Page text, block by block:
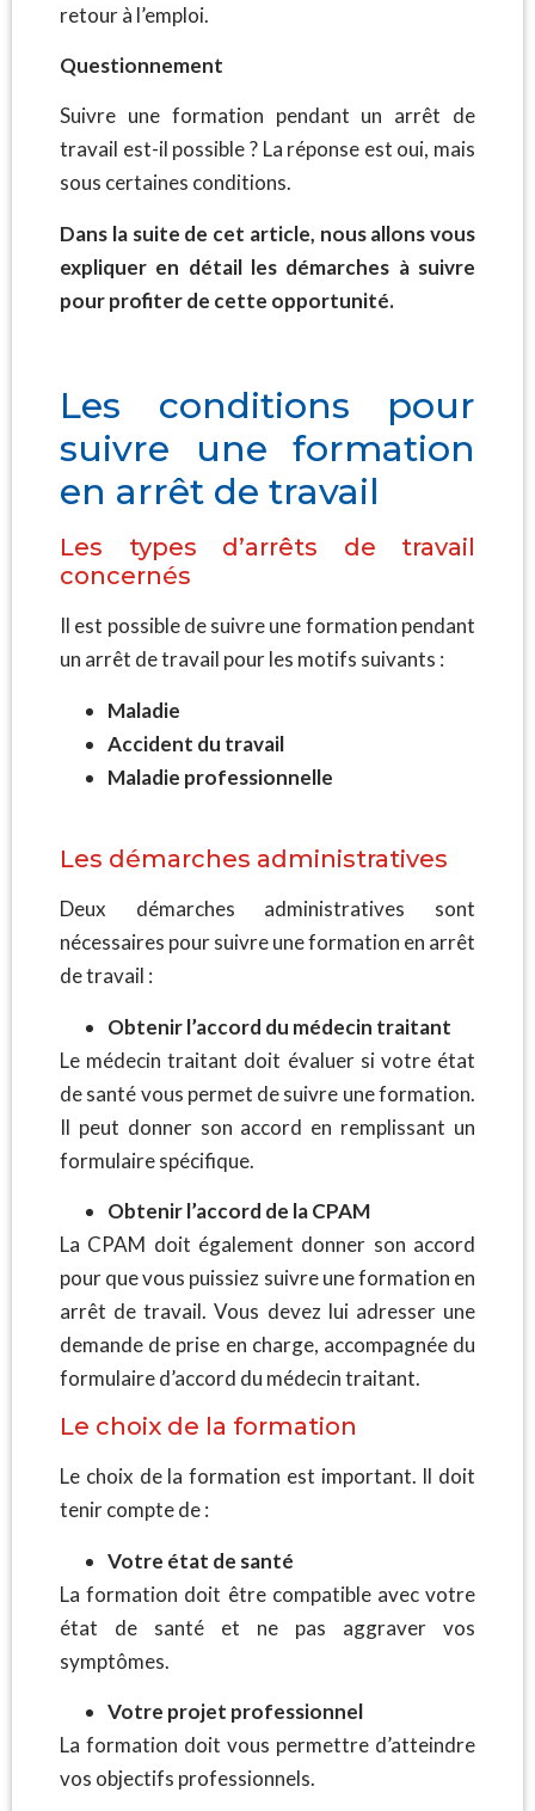
retour à l’emploi.
Questionnement
Suivre une formation pendant un arrêt de
travail est-il possible ? La réponse est oui, mais
sous certaines conditions.
Dans la suite de cet article, nous allons vous
expliquer en détail les démarches à suivre
pour profiter de cette opportunité.
Les conditions pour
suivre une formation
en arrêt de travail
Les types d’arrêts de travail
concernés
Il est possible de suivre une formation pendant
un arrêt de travail pour les motifs suivants :
Maladie
Accident du travail
Maladie professionnelle
Les démarches administratives
Deux démarches administratives sont
nécessaires pour suivre une formation en arrêt
de travail :
Obtenir l’accord du médecin traitant
Le médecin traitant doit évaluer si votre état
de santé vous permet de suivre une formation.
Il peut donner son accord en remplissant un
formulaire spécifique.
Obtenir l’accord de la CPAM
La CPAM doit également donner son accord
pour que vous puissiez suivre une formation en
arrêt de travail. Vous devez lui adresser une
demande de prise en charge, accompagnée du
formulaire d’accord du médecin traitant.
Le choix de la formation
Le choix de la formation est important. Il doit
tenir compte de :
Votre état de santé
La formation doit être compatible avec votre
état de santé et ne pas aggraver vos
symptômes.
Votre projet professionnel
La formation doit vous permettre d’atteindre
vos objectifs professionnels.